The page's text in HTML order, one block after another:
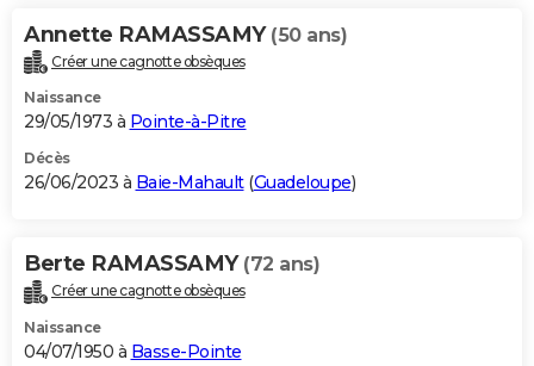
Annette RAMASSAMY (50 ans)
Créer une cagnotte obsèques
Naissance
29/05/1973 à Pointe-à-Pitre
Décès
26/06/2023 à Baie-Mahault(Guadeloupe)
Berte RAMASSAMY (72 ans)
Créer une cagnotte obsèques
Naissance
04/07/1950 à Basse-Pointe